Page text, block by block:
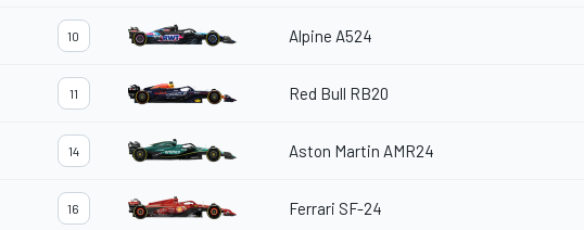
10 Alpine A524
11 Red Bull RB20
14 Aston Martin AMR24
16 Ferrari SF-24